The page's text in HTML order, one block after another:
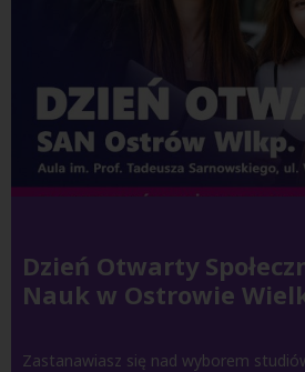
Dzień Otwarty
Nauk w Ostrowie
Zastanawiasz się nad wyborem